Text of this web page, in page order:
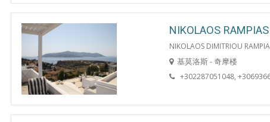
NIKOLAOS RAMPIAS
NIKOLAOS DIMITRIOU
基莫洛斯 - 奇摩楼
+302287051048,